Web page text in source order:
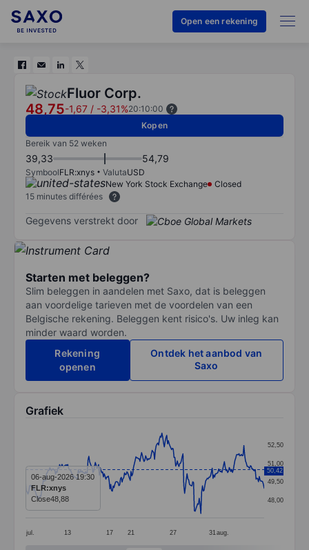
Open een rekening
Fluor Corp.
48,75-1,67 / -3,31%20:10:00
Kopen
Bereik van 52 weken
39,33 54,79
SymboolFLR:xnys ValutaUSD
New York Stock Exchange
Closed
15 minutes différées
Gegevens verstrekt door
Starten met beleggen?
Slim beleggen in aandelen met Saxo, dat is beleggen
aan voordelige tarieven met de voordelen van een
Belgische rekening. Beleggen kent risico's. Uw inleg kan
minder waard worden.
Rekening
openen
Ontdek het aanbod van
Saxo
Grafiek
Line chart with 295 data points.
The chart has 1 X axis displaying categories.
The chart has 1 Y axis displaying values. Data
jul. 13 17 21 27 31 aug.
48,00
49,50
51,00
52,50
50,42
06-aug-2026 19:30
FLR:xnys
Close48,88